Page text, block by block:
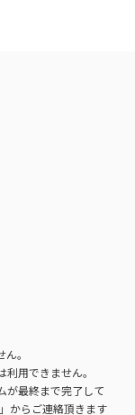
。
用できません。
が最終まで完了して
からご連絡頂きます